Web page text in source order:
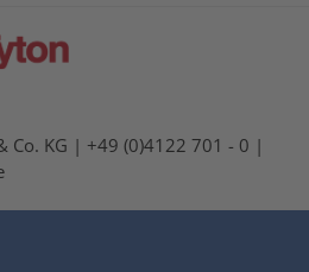
Co. KG | +49 (0)4122 701 - 0 |